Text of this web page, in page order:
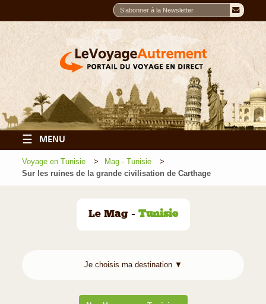
☰ MENU
Voyage en Tunisie
Mag - Tunisie
Sur les ruines de la grande civilisation de Carthage
Le Mag - Tunisie